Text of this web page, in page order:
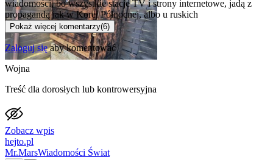
wiadomości, bo wszystkie stacje TV i strony internetowe, jadą z
propagandą jak w Korei Północnej, albo u ruskich
Pokaż więcej komentarzy(6)
Zaloguj sięaby komentować
Wojna
Treść dla dorosłych lub kontrowersyjna
Zobacz wpis
hejto.pl
Mr.MarsWiadomości Świat